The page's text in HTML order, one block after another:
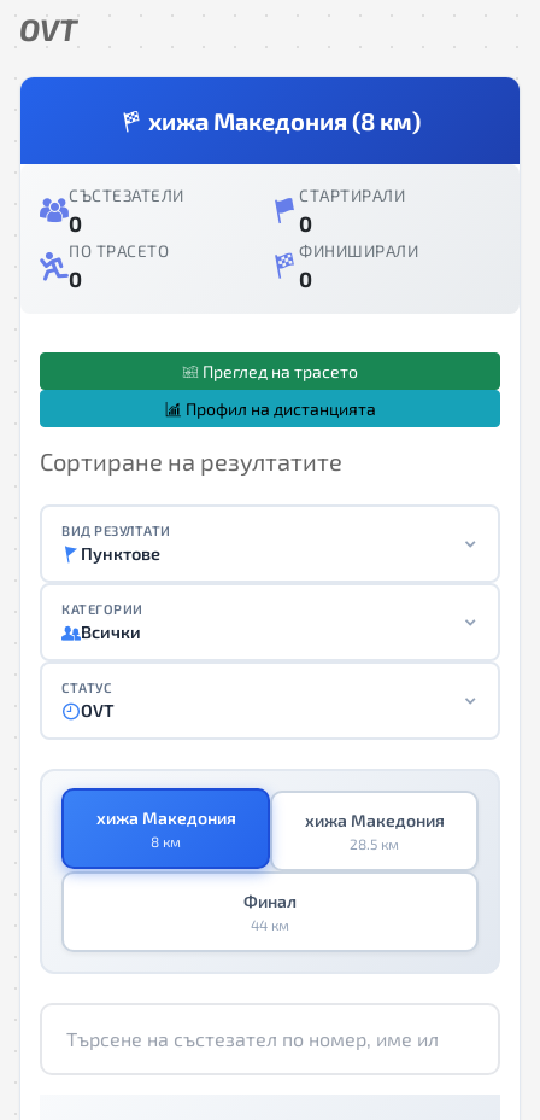
OVT
хижа Македония (8 км)
СЪСТЕЗАТЕЛИ
0
СТАРТИРАЛИ
0
ПО ТРАСЕТО
0
ФИНИШИРАЛИ
0
Преглед на трасето
Профил на дистанцията
Сортиране на резултатите
ВИД РЕЗУЛТАТИ
Пунктове
КАТЕГОРИИ
Всички
СТАТУС
OVT
хижа Македония
8 км
хижа Македония
28.5 км
Финал
44 км